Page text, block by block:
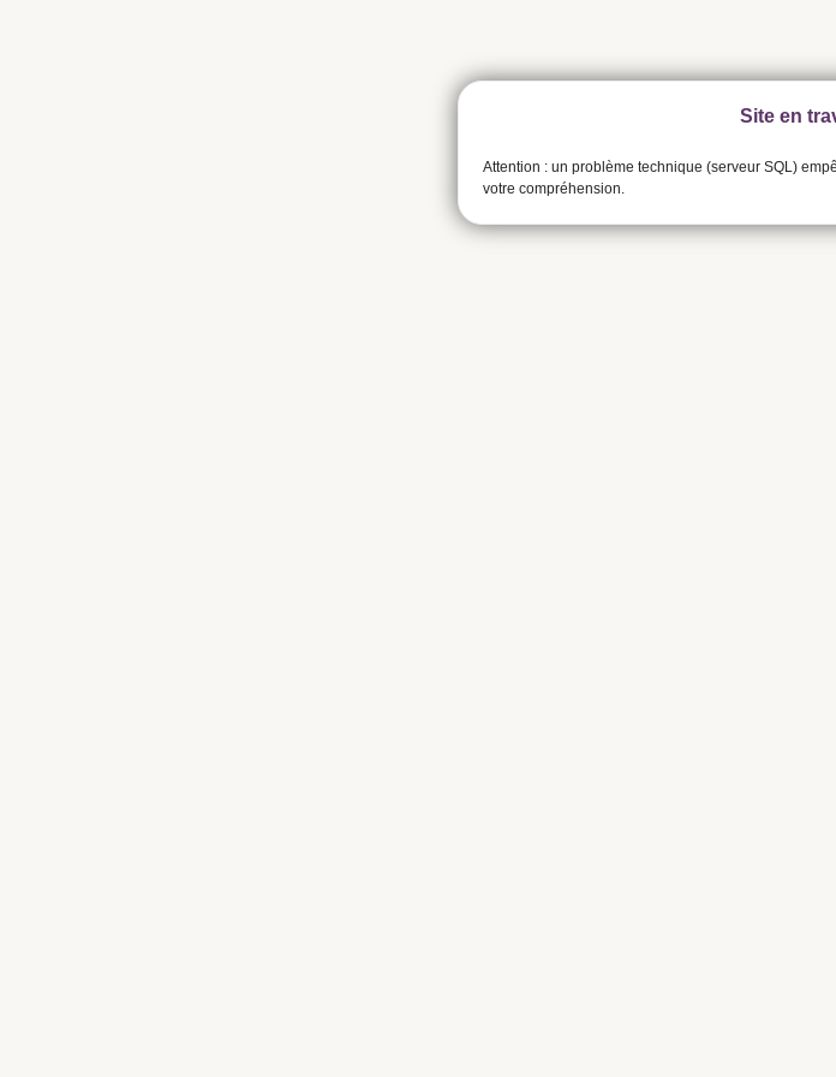
Site en
Attention : un problème technique (serveur SQL)
votre compréhension.